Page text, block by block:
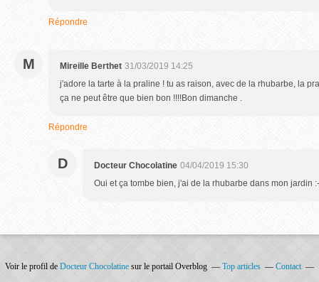
Répondre
M Mireille Berthet 31/03/2019 14:25
j'adore la tarte à la praline ! tu as raison, avec de la rhubarbe, la
ça ne peut être que bien bon !!!!Bon dimanche .
Répondre
D Docteur Chocolatine 04/04/2019 15:30
Oui et ça tombe bien, j'ai de la rhubarbe dans mon jardin
Voir le profil de Docteur Chocolatine sur le portail Overblog Top articles Contact